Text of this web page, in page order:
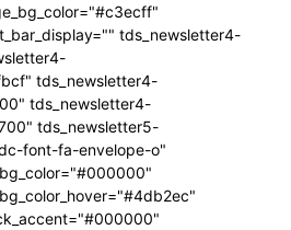
tds_newsletter4-
tds_newsletter4-
tds_newsletter4-
tds_newsletter5-
font-fa-envelope-o"